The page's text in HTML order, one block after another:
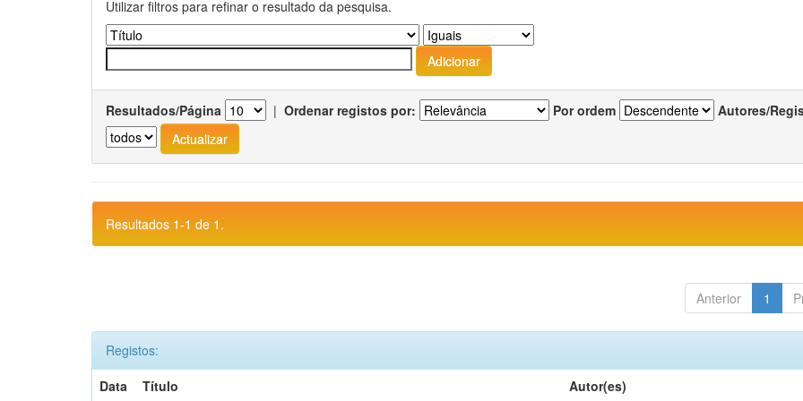
Utilizar filtros para refinar o resultado da pesquisa.
Resultados/Página | Ordenar registos por: Por ordem Autores/
Resultados 1-1 de 1.
Anterior 1
Registos:
Data
Título Autor(es)